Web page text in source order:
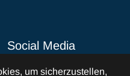
um sicherzustellen,
Social Media